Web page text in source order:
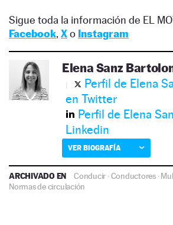
Sigue toda la información de EL
Facebook, Xo Instagram
Elena Sanz
Perfil de Elena
en Twitter
Perfil de Elena
Linkedin
VER BIOGRAFÍA
ARCHIVADO EN Conducir ·Conductores·
Normas de circulación